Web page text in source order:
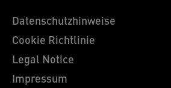
Datenschutzhinweise
Cookie Richtlinie
Legal Notice
Impressum